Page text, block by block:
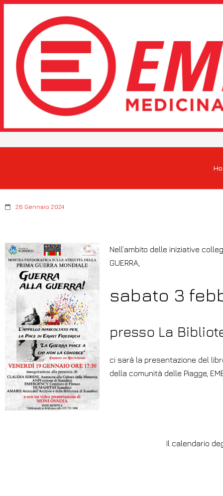
26 Gennaio 2024
Nell’ambito delle iniziative
GUERRA,
sabato 3
presso La
ci sarà la presentazione del
della comunità delle Piagge,
Il calendario